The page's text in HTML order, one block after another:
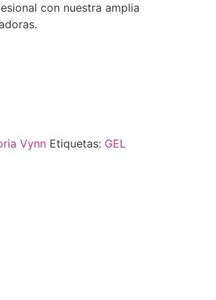
con nuestra amplia
Vynn Etiquetas: GEL